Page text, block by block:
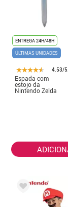
ENTREGA 24H/48H
ÚLTIMAS UNIDADES
4.53/
Espada com
estojo da
Nintendo Zelda